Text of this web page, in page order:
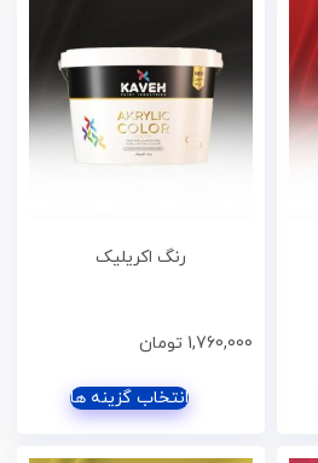
رنگ اکریلیک
1,760,000 تومان
انتخاب گزینه ها